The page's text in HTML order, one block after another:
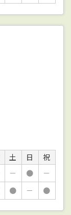
土 日
祝
－ ●
－
● － ●